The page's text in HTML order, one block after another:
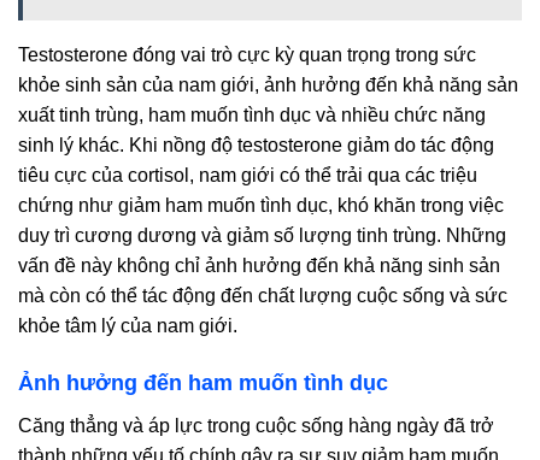
Testosterone đóng vai trò cực kỳ quan trọng trong sức
khỏe sinh sản của nam giới, ảnh hưởng đến khả năng sản
xuất tinh trùng, ham muốn tình dục và nhiều chức năng
sinh lý khác. Khi nồng độ testosterone giảm do tác động
tiêu cực của cortisol, nam giới có thể trải qua các triệu
chứng như giảm ham muốn tình dục, khó khăn trong việc
duy trì cương dương và giảm số lượng tinh trùng. Những
vấn đề này không chỉ ảnh hưởng đến khả năng sinh sản
mà còn có thể tác động đến chất lượng cuộc sống và sức
khỏe tâm lý của nam giới.
Ảnh hưởng đến ham muốn tình dục
Căng thẳng và áp lực trong cuộc sống hàng ngày đã trở
thành những yếu tố chính gây ra sự suy giảm ham muốn